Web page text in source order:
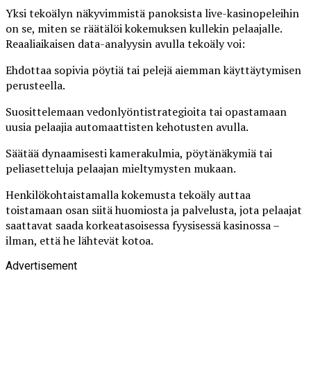
Yksi tekoälyn näkyvimmistä panoksista live-kasinopeleihin
on se, miten se räätälöi kokemuksen kullekin pelaajalle.
Reaaliaikaisen data-analyysin avulla tekoäly voi:
Ehdottaa sopivia pöytiä tai pelejä aiemman käyttäytymisen
perusteella.
Suosittelemaan vedonlyöntistrategioita tai opastamaan
uusia pelaajia automaattisten kehotusten avulla.
Säätää dynaamisesti kamerakulmia, pöytänäkymiä tai
peliasetteluja pelaajan mieltymysten mukaan.
Henkilökohtaistamalla kokemusta tekoäly auttaa
toistamaan osan siitä huomiosta ja palvelusta, jota pelaajat
saattavat saada korkeatasoisessa fyysisessä kasinossa –
ilman, että he lähtevät kotoa.
Advertisement